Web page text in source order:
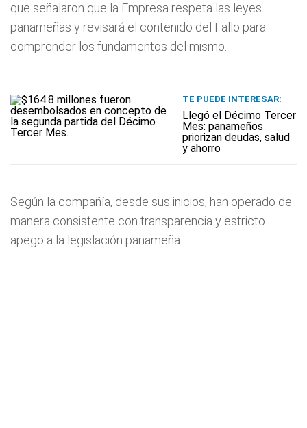
que señalaron que la Empresa respeta las leyes
panameñas y revisará el contenido del Fallo para
comprender los fundamentos del mismo.
TE PUEDE INTERESAR:
Llegó el Décimo Tercer
Mes: panameños
priorizan deudas, salud
y ahorro
Según la compañía, desde sus inicios, han operado de
manera consistente con transparencia y estricto
apego a la legislación panameña.